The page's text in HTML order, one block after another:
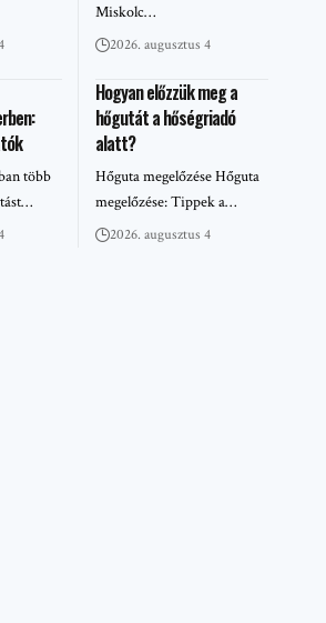
Miskolc…
2026. augusztus 4
több
Hogyan előzzük meg a
hőgutát a hőségriadó
alatt?
Hőguta megelőzése Hőguta
megelőzése: Tippek a…
2026. augusztus 4